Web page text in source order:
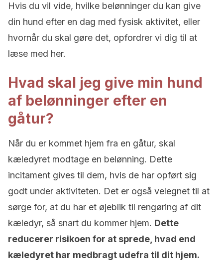
Hvis du vil vide, hvilke belønninger du kan give
din hund efter en dag med fysisk aktivitet, eller
hvornår du skal gøre det, opfordrer vi dig til at
læse med her.
Hvad skal jeg give min hund
af belønninger efter en
gåtur?
Når du er kommet hjem fra en gåtur, skal
kæledyret modtage en belønning. Dette
incitament gives til dem, hvis de har opført sig
godt under aktiviteten. Det er også velegnet til at
sørge for, at du har et øjeblik til rengøring af dit
kæledyr, så snart du kommer hjem. Dette
reducerer risikoen for at sprede, hvad end
kæledyret har medbragt udefra til dit hjem.